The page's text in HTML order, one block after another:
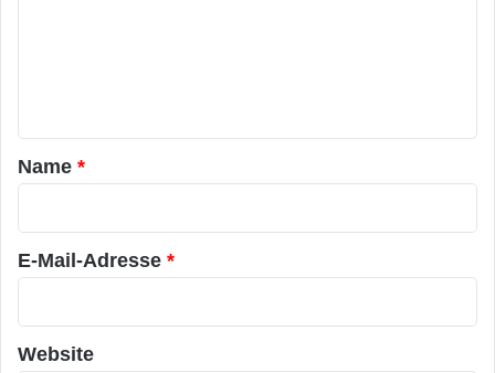
a
r
*
Name *
E-Mail-Adresse *
Website